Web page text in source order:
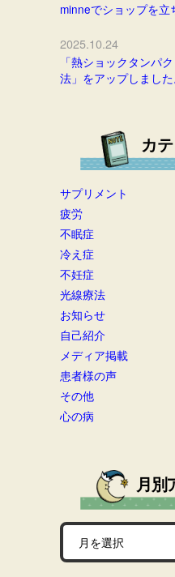
minneでショップを立
2025.10.24
「熱ショックタンパ
法」をアップしました
カ
サプリメント
疲労
不眠症
冷え症
不妊症
光線療法
お知らせ
自己紹介
メディア掲載
患者様の声
その他
心の病
月別